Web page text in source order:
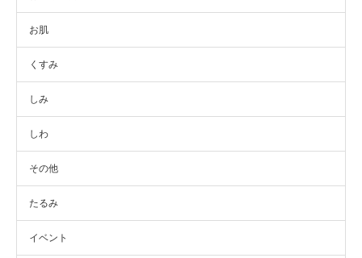
お肌
くすみ
しみ
しわ
その他
たるみ
イベント